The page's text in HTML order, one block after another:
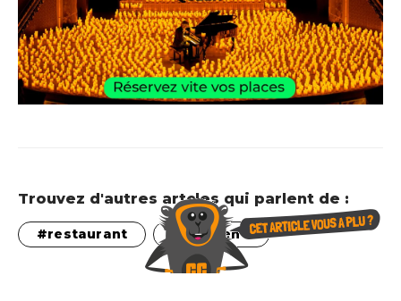
Trouvez d'autres artcles qui parlent de :
restaurant weekend